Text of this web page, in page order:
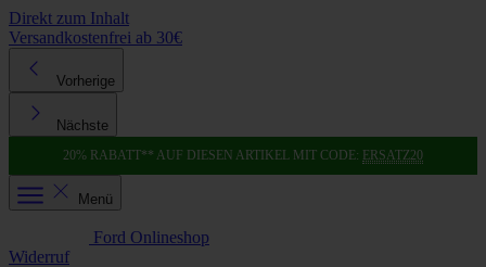
Direkt zum Inhalt
Versandkostenfrei ab 30€
Vorherige
Nächste
20% RABATT** AUF DIESEN ARTIKEL MIT CODE: ERSATZ20
Menü
Ford Onlineshop
Widerruf